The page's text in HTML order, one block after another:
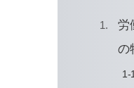
労
の